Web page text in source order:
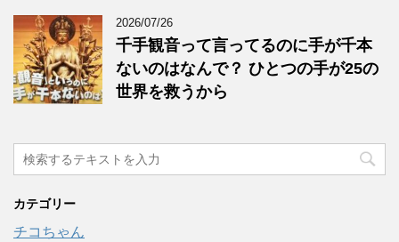
2026/07/26
千手観音って言ってるのに手が千本
ないのはなんで？ ひとつの手が25の
世界を救うから
カテゴリー
チコちゃん